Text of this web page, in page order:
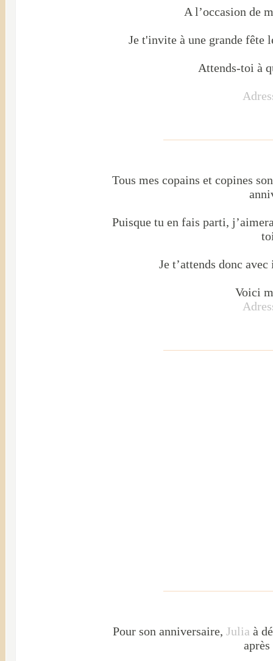
A l’occasion de
Je t'invite à une grande fête
Attends-toi à
Tous mes copains et copines
Puisque tu en fais parti,
Je t’attends donc
Voici
Pour son anniversaire,Julia à